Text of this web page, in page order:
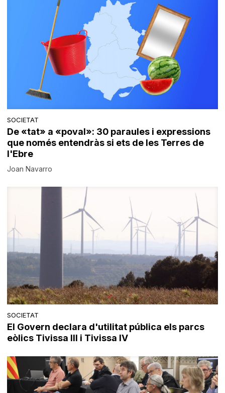
SOCIETAT
De «tat» a «poval»: 30 paraules i expressions
que només entendràs si ets de les Terres de
l'Ebre
Joan Navarro
SOCIETAT
El Govern declara d'utilitat pública els parcs
eòlics Tivissa III i Tivissa IV